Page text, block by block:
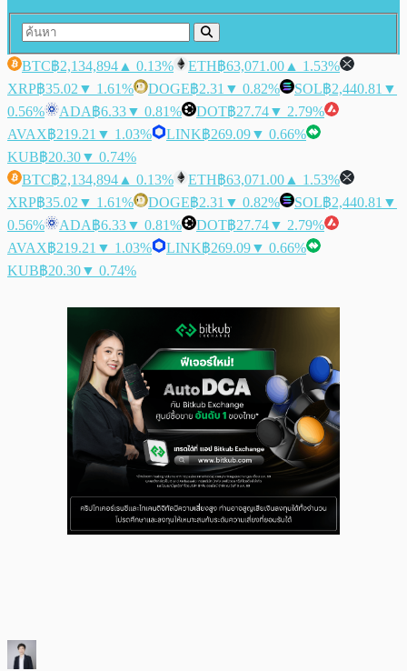
BTC฿2,134,894 ▲ 0.13% ETH฿63,071.00 ▲ 1.53%
XRP฿35.02 ▼ 1.61% DOGE฿2.31 ▼ 0.82% SOL฿2,440.81 ▼
0.56%
ADA฿6.33▼ 0.81% DOT฿27.74▼ 2.79%
AVAX฿219.21 ▼ 1.03% LINK฿269.09▼ 0.66%
KUB฿20.30▼ 0.74%
BTC฿2,134,894 ▲ 0.13% ETH฿63,071.00 ▲ 1.53%
XRP฿35.02 ▼ 1.61% DOGE฿2.31 ▼ 0.82% SOL฿2,440.81 ▼
0.56%
ADA฿6.33▼ 0.81% DOT฿27.74▼ 2.79%
AVAX฿219.21 ▼ 1.03% LINK฿269.09▼ 0.66%
KUB฿20.30▼ 0.74%